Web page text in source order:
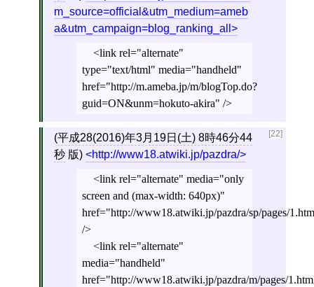
m_source=official&utm_medium=ameb
a&utm_campaign=blog_ranking_all
<link rel="alternate"
type="text/html" media="handheld"
href="http://m.ameba.jp/m/blogTop.do?
guid=ON&unm=hokuto-akira" />
[22]
(平成28(2016)年3月19日(土) 8時46分44
秒版) http://www18.atwiki.jp/pazdra/
<link rel="alternate" media="only
screen and (max-width: 640px)"
href="http://www18.atwiki.jp/pazdra/sp/pages/
/>
<link rel="alternate"
media="handheld"
href="http://www18.atwiki.jp/pazdra/m/pages/